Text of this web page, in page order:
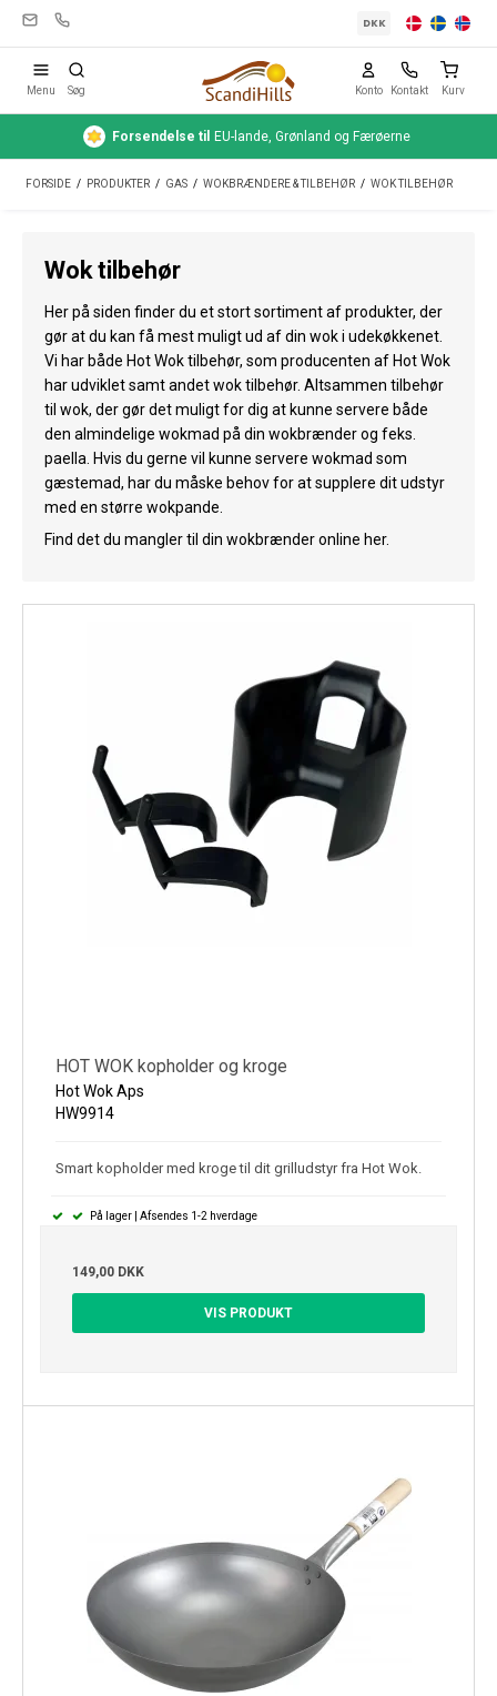
Campingudstyr
Telte
Rejseudstyr
Bil & trailer
Gas
Vand
Køl
DKK
Menu Søg Konto Kontakt Kurv
Forsendelse til EU-lande, Grønland og Færøerne
FORSIDE / PRODUKTER / GAS / WOKBRÆNDERE & TILBEHØR / WOK TILBEHØR
Wok tilbehør
Her på siden finder du et stort sortiment af produkter, der
gør at du kan få mest muligt ud af din wok i udekøkkenet.
Vi har både Hot Wok tilbehør, som producenten af Hot Wok
har udviklet samt andet wok tilbehør. Altsammen tilbehør
til wok, der gør det muligt for dig at kunne servere både
den almindelige wokmad på din wokbrænder og feks.
paella. Hvis du gerne vil kunne servere wokmad som
gæstemad, har du måske behov for at supplere dit udstyr
med en større wokpande.
Find det du mangler til din wokbrænder online her.
HOT WOK kopholder og kroge
Hot Wok Aps
HW9914
Smart kopholder med kroge til dit grilludstyr fra Hot Wok.
På lager | Afsendes 1-2 hverdage
149,00 DKK
VIS PRODUKT